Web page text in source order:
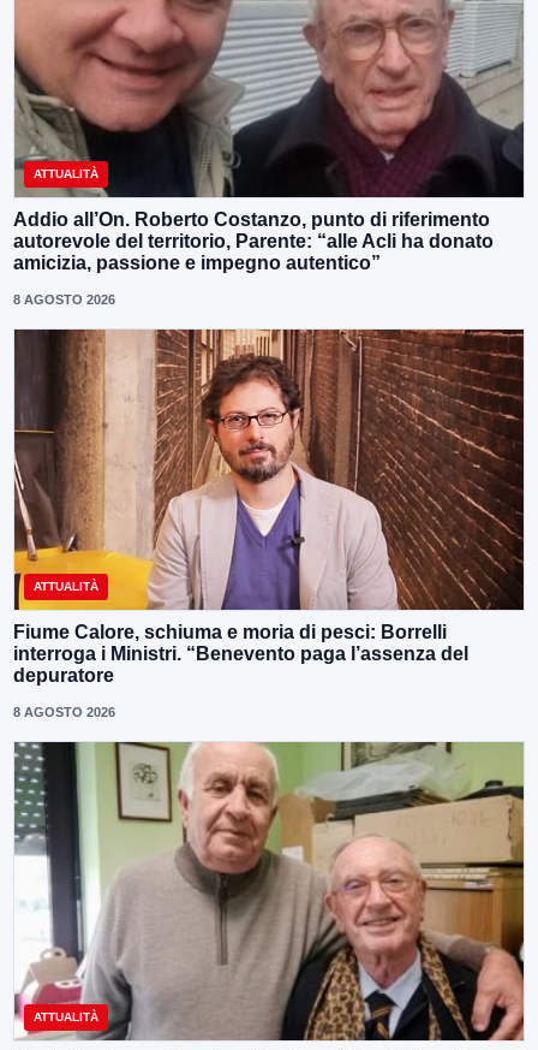
ATTUALITÀ
Addio all’On. Roberto Costanzo, punto di riferimento
autorevole del territorio, Parente: “alle Acli ha donato
amicizia, passione e impegno autentico”
8 AGOSTO 2026
ATTUALITÀ
Fiume Calore, schiuma e moria di pesci: Borrelli
interroga i Ministri. “Benevento paga l’assenza del
depuratore
8 AGOSTO 2026
ATTUALITÀ